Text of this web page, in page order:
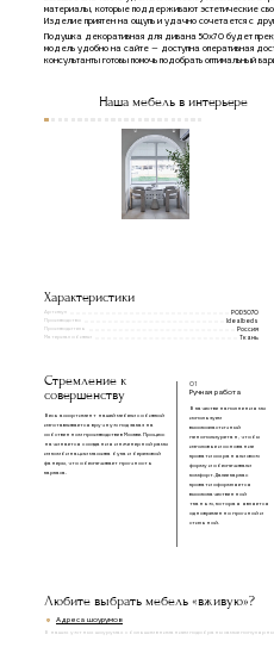
материалы, которые поддерживают эстетические
Изделие приятен на ощупь и удачно сочетается с
Подушка декоративная для дивана 50х70 будет
модель удобно на сайте — доступна оперативная
консультанты готовы помочь подобрать оптимальный
Наша мебель в интерьере
Характеристики
Артикул
POD5070
Производство
Idealbeds
Производитель
Россия
Материал обивки
Ткань
Стремление к
совершенству
Весь ассортимент нашей мебели с обивкой
изготавливается вручную под заказ на
собственном производстве в Москве. Процесс
начинается с создания инженерной рамы
из комбинации массива бука и березовой
фанеры, что обеспечивает прочность
каркаса.
01
Ручная работа
В качестве наполнения мы
используем
высокоэластичный
пенополиуретан, чтобы
изголовье и основание
кровати сохраняли свою
форму и обеспечивали
комфорт. Далее каркас
кровати оформляется
высококачественной
тканью, которая является
одновременно прочной и
стильной.
Любите выбрать мебель «вживую»?
Адреса шоурумов
В наших уютных шоурумах с большим вниманием подобраны самые популярные